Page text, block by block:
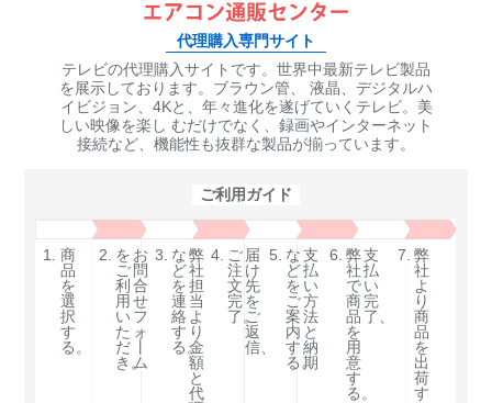
代理購入専門サイト
テレビの代理購入サイトです。世界中最新テレビ製品
を展示しております。ブラウン管、 液晶、デジタルハ
イビジョン、4Kと、年々進化を遂げていくテレビ。美
しい映像を楽し むだけでなく、録画やインターネット
接続など、機能性も抜群な製品が揃っています。
ご利用ガイド
1. 商
品
を
選
択
す
る。
2. を
ご
利
用
い
た
だ
き。
お
問
合
せ
フ
ォ
ム
3. な
ど
を
連
絡
す
る。
弊
社
担
当
よ
り
金
額
と
代
4. ご
注
文
完
了。
届
け
先
を
ご
返
信、
5. な
ど
を
ご
案
内
す
る。
支
払
い
方
法
と
納
期
6. 弊
社
で
商
品
を
用
意
す
る。
支
払
い
完
了、
7. 弊
社
よ
り
商
品
を
出
荷
す